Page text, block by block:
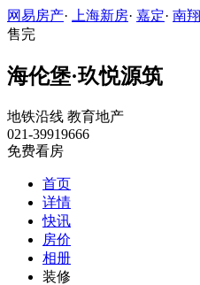
网易房产· 上海新房· 嘉定· 南翔
售完
海伦堡·玖悦源筑
地铁沿线 教育地产
021-39919666
免费看房
首页
详情
快讯
房价
相册
装修